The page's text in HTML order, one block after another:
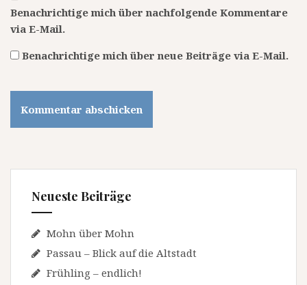
Benachrichtige mich über nachfolgende Kommentare
via E-Mail.
Benachrichtige mich über neue Beiträge via E-Mail.
Neueste Beiträge
Mohn über Mohn
Passau – Blick auf die Altstadt
Frühling – endlich!